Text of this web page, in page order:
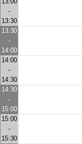
-
13:30
13:30
-
14:00
14:00
-
14:30
14:30
-
15:00
15:00
-
15:30